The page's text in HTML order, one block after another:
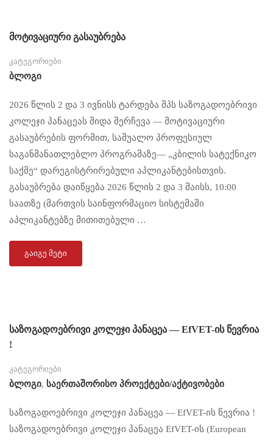
მოტივაციური გასაუბრება
კატეგორიები
Ბლოგი
2026 წლის 2 და 3 ივნისს ტარდება შპს საზოგადოებრივი
კოლეჯი პანაცეას შიდა შერჩევა — მოტივაციური
გასაუბრების ფორმით, საშუალო პროფესიულ
საგანმანათლებლო პროგრამაზე— „კბილის სატექნიკო
საქმე“ დარეგისტრირებული აპლიკანტებისთვის.
გასაუბრება დაიწყება 2026 წლის 2 და 3 მაისს, 10:00
საათზე (მართვის საინფორმაციო სისტემაში
აპლიკანტებზე მითითებული …
ᲒᲐᲘᲒᲔ ᲛᲔᲢᲘ
საზოგადოებრივი კოლეჯი პანაცეა — EfVET-ის წევრია
!
კატეგორიები
Ბლოგი, Საერთაშორისო Პროექტები/აქტივობები
საზოგადოებრივი კოლეჯი პანაცეა — EfVET-ის წევრია !
საზოგადოებრივი კოლეჯი პანაცეა EfVET-ის (European